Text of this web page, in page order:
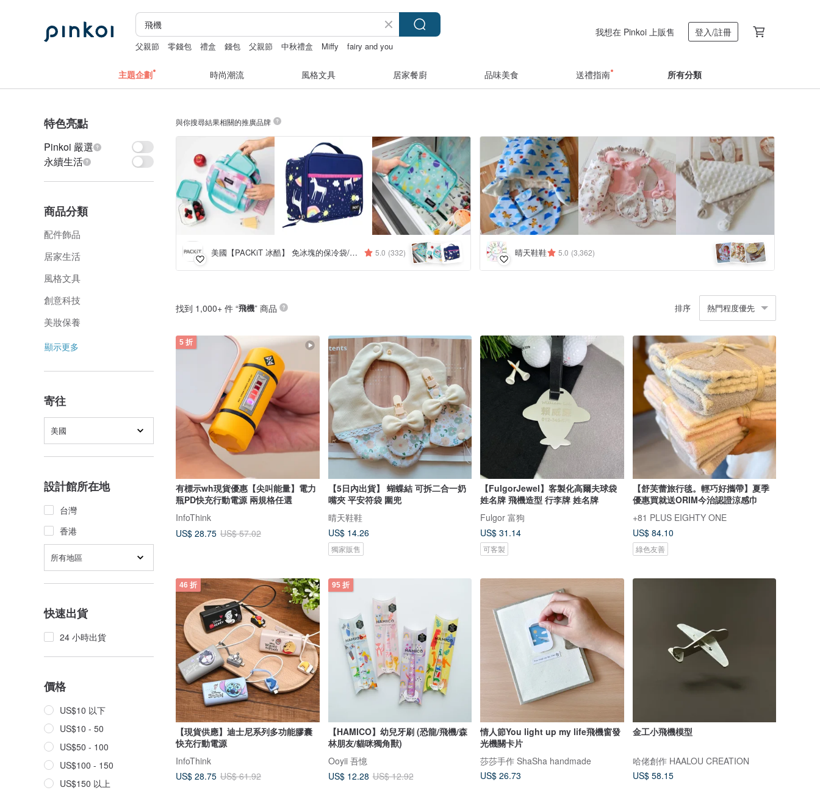
父親節 零錢包 禮盒 錢包 父親節 中秋禮盒 Miffy fairy and you
我想在 Pinkoi 上販售 登入/註冊
主題企劃 時尚潮流 風格文具 居家餐廚 品味美食 送禮指南 所有分類
特色亮點
Pinkoi 嚴選
永續生活
商品分類
配件飾品
居家生活
風格文具
創意科技
美妝保養
顯示更多
寄往
美國
設計館所在地
台灣
香港
所有地區
快速出貨
24 小時出貨
價格
US$10 以下
US$10 - 50
US$50 - 100
US$100 - 150
US$150 以上
與你搜尋結果相關的推廣品牌
美國【PACKiT 冰酷】 免冰塊的保冷袋/母奶袋 5.0 (332) 晴天鞋鞋 5.0 (3,362)
找到 1,000+ 件 “飛機” 商品 排序 熱門程度優先
5 折
有標示wh現貨優惠【尖叫能量】電力
瓶PD快充行動電源 兩規格任選
InfoThink
US$ 28.75 US$ 57.02
【5日內出貨】 蝴蝶結 可拆二合一奶
嘴夾 平安符袋 圍兜
晴天鞋鞋
US$ 14.26
獨家販售
【FulgorJewel】客製化高爾夫球袋
姓名牌 飛機造型 行李牌 姓名牌
Fulgor 富狗
US$ 31.14
可客製
【舒芙蕾旅行毯。輕巧好攜帶】夏季
優惠買就送ORIM今治認證涼感巾
+81 PLUS EIGHTY ONE
US$ 84.10
綠色友善
46 折
【現貨供應】迪士尼系列多功能膠囊
快充行動電源
InfoThink
US$ 28.75 US$ 61.92
95 折
【HAMICO】幼兒牙刷 (恐龍/飛機/森
林朋友/貓咪獨角獸)
Ooyii 吾憶
US$ 12.28 US$ 12.92
情人節You light up my life飛機窗發
光機關卡片
莎莎手作 ShaSha handmade
US$ 26.73
金工小飛機模型
哈佬創作 HAALOU CREATION
US$ 58.15